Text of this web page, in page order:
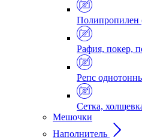
Полипропилен
Рафия, покер,
Репс
Сетка,
Мешочки
Наполнитель